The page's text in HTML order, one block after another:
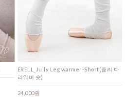
ERELL_Jully Leg warmer-Short(쥴리 다
리워머 숏)
24,000원